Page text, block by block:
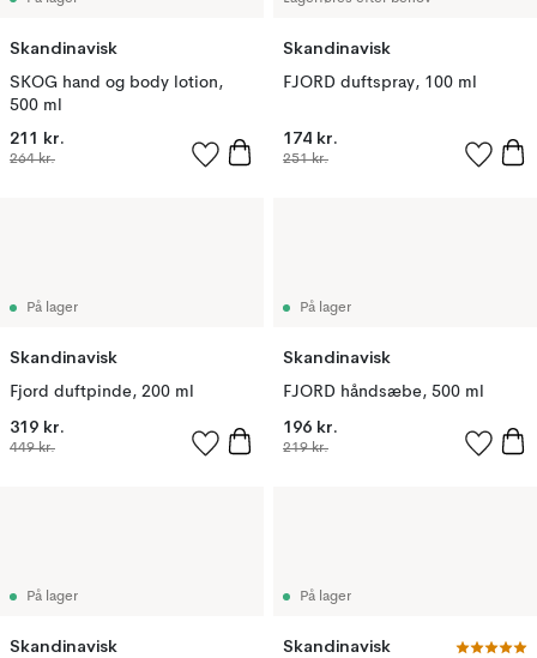
Skandinavisk
SKOG hand og body lotion,
500 ml
211 kr.
264 kr.
Skandinavisk
FJORD duftspray, 100 ml
174 kr.
251 kr.
På lager
Skandinavisk
Fjord duftpinde, 200 ml
319 kr.
449 kr.
På lager
Skandinavisk
FJORD håndsæbe, 500 ml
196 kr.
219 kr.
På lager
Skandinavisk
På lager
Skandinavisk